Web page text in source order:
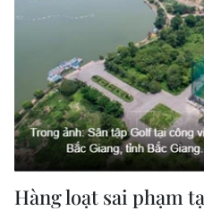
Hàng loạt sai phạm